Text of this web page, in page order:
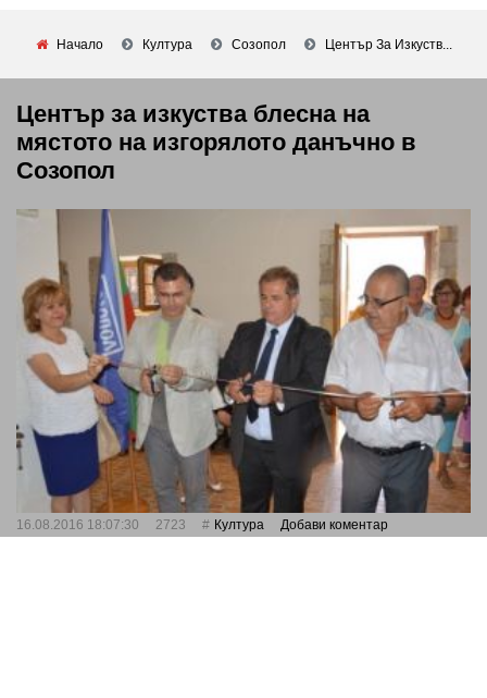
Начало Култура Созопол Център За Изкуств...
Център за изкуства блесна на
мястото на изгорялото данъчно в
Созопол
16.08.2016 18:07:30 2723 Култура Добави коментар